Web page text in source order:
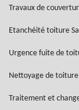
Travaux de
Etanchéité toiture
Urgence fuite de
Nettoyage de toiture
Traitement et